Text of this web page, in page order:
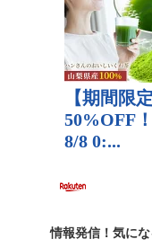
情報発信！気に